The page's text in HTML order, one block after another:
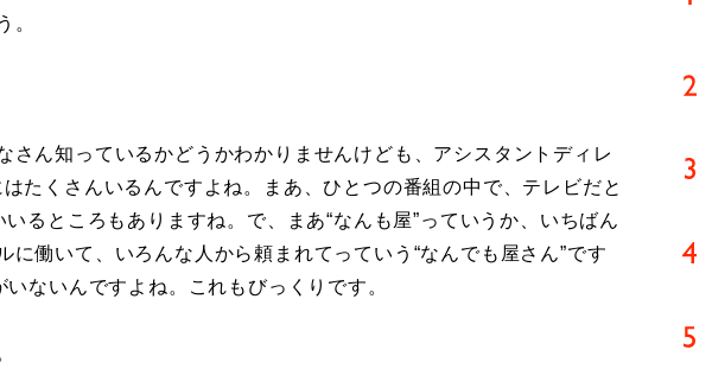
。
さん知っているかどうかわかりませんけども、アシスタントディレ
たくさんいるんですよね。まあ、ひとつの番組の中で、テレビだと
るところもありますね。で、まあ“なんも屋”っていうか、いちばん
に働いて、いろんな人から頼まれてっていう“なんでも屋さん”です
ないんですよね。これもびっくりです。